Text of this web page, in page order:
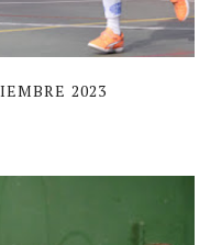
2023